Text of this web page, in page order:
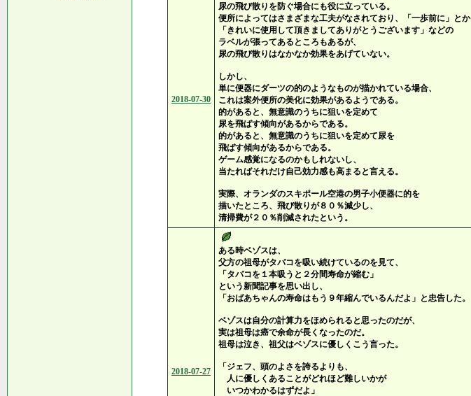
2018-07-30
尿の飛び散りを防ぐ場合にも役に立っている。
便所によってはさまざまな工夫がなされており、「一歩前に」とか
「きれいに使用して頂きましてありがとうございます」などの
ラベルが張ってあるところもあるが、
尿の飛び散りはなかなか効果をあげていない。
しかし、
単に便器にダーツの的のようなものが描かれている場合、
これは案外便所の美化に効果があるようである。
的があると、無意識のうちに狙いを定めて
尿を飛ばす傾向があるからである。
的があると、無意識のうちに狙いを定めて尿を
飛ばす傾向があるからである。
ゲーム感覚になるのかもしれないし、
当たればそれだけ自己効力感も高まると言える。
実際、オランダのスキポール空港の男子小便器に的を
描いたところ、飛び散りが８０％減少し、
清掃費が２０％削減されたという。
2018-07-27
ある時ベゾスは、
父方の祖母がタバコを吸い続けているのを見て、
「タバコを１本吸うと２分間寿命が縮む」
という新聞記事を思い出し、
「おばあちゃんの寿命はもう９年縮んでいるんだよ」と忠告した。
ベゾスは自分の計算力をほめられると思ったのだが、
実は祖母は癌で余命が長くなったのだ。
祖母は泣き、祖父はベゾスに優しくこう言った。
「ジェフ、頭のよさを誇るよりも、
人に優しくあることがどれほど難しいかが
いつかわかるはずだよ」